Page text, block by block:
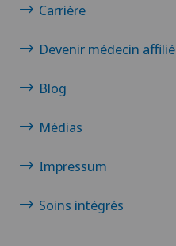
Carrière
Devenir médecin affilié
Blog
Médias
Impressum
Soins intégrés